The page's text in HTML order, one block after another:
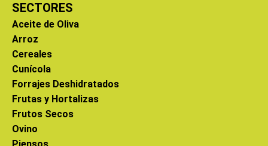
SECTORES
Aceite de Oliva
Arroz
Cereales
Cunícola
Forrajes Deshidratados
Frutas y Hortalizas
Frutos Secos
Ovino